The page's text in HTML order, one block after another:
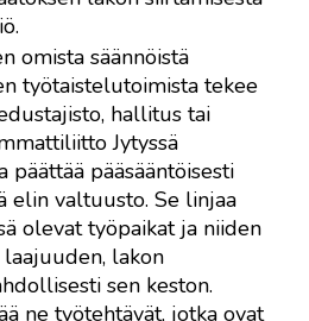
omista säännöistä
työtaistelutoimista tekee
hallitus tai
Jytyssä
pääsääntöisesti
elin valtuusto. Se linjaa
olevat työpaikat ja niiden
lakon
sen keston.
ne työtehtävät, jotka ovat